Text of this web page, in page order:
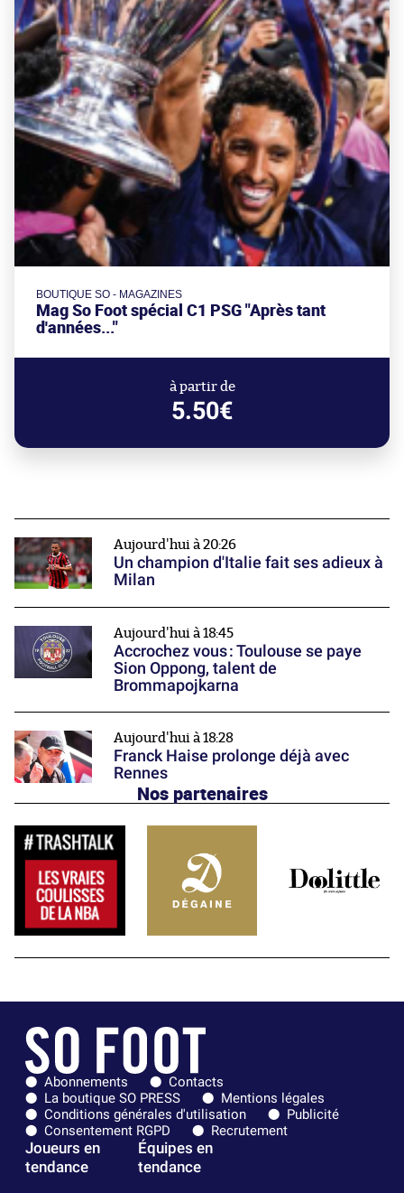
BOUTIQUE SO - MAGAZINES
Mag So Foot spécial C1 PSG "Après tant
d'années..."
à partir de
5.50€
Aujourd'hui à 20:26
Un champion d'Italie fait ses adieux à
Milan
Aujourd'hui à 18:45
Accrochez vous : Toulouse se paye
Sion Oppong, talent de
Brommapojkarna
Aujourd'hui à 18:28
Franck Haise prolonge déjà avec
Rennes
Nos partenaires
Abonnements
Contacts
La boutique SO PRESS
Mentions légales
Conditions générales d'utilisation
Publicité
Consentement RGPD
Recrutement
Joueurs en
tendance
Équipes en
tendance